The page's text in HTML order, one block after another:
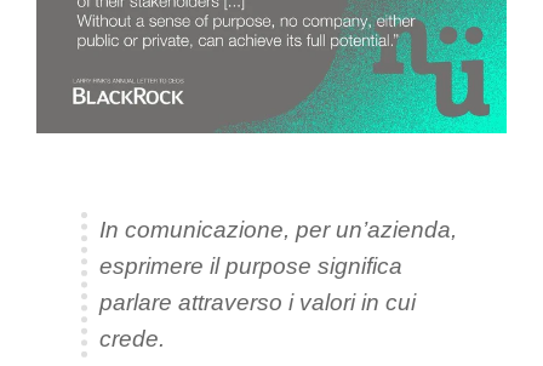
In comunicazione, per un’azienda,
esprimere il purpose significa
parlare attraverso i valori in cui
crede.